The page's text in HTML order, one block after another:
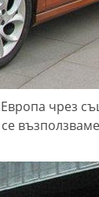
чрез